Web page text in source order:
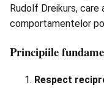
Rudolf Dreikurs,
comportamentelor
Principiile
Respect